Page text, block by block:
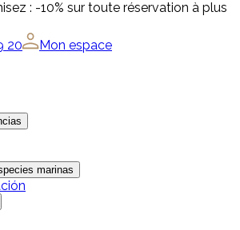
: -10% sur toute réservation à plus
20
Mon espace
marinas